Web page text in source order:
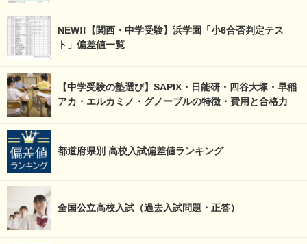
NEW!!【関西・中学受験】浜学園「小6合否判定テス
ト」偏差値一覧
【中学受験の塾選び】SAPIX・日能研・四谷大塚・早稲
アカ・エルカミノ・グノーブルの特徴・費用と合格力
都道府県別 高校入試偏差値ランキング
全国公立高校入試（過去入試問題・正答）